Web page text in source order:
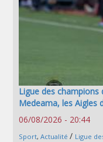
Ligue des champions
Medeama, les Aigles
06/08/2026 - 20:44
Sport, Actualité / Ligue